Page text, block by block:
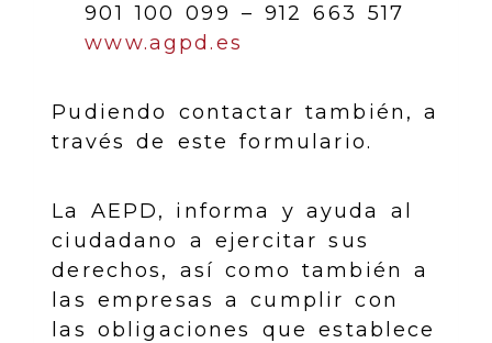
901 100 099 – 912 663 517
www.agpd.es
Pudiendo contactar también, a
través de este formulario.
La AEPD, informa y ayuda al
ciudadano a ejercitar sus
derechos, así como también a
las empresas a cumplir con
las obligaciones que establece